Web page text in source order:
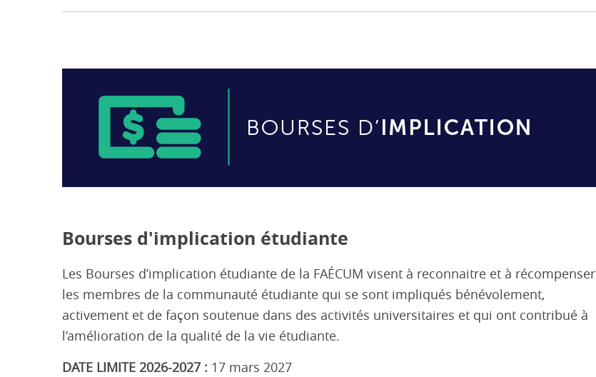
Bourses d'implication étudiante
Les Bourses d’implication étudiante de la FAÉCUM visent à reconnaitre et à récompenser
les membres de la communauté étudiante qui se sont impliqués bénévolement,
activement et de façon soutenue dans des activités universitaires et qui ont contribué à
l’amélioration de la qualité de la vie étudiante.
DATE LIMITE 2026-2027 : 17 mars 2027